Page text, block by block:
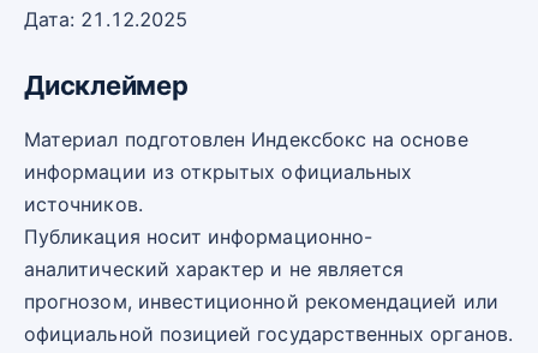
Дата: 21.12.2025
Дисклеймер
Материал подготовлен Индексбокс на основе
информации из открытых официальных
источников.
Публикация носит информационно-
аналитический характер и не является
прогнозом, инвестиционной рекомендацией или
официальной позицией государственных органов.